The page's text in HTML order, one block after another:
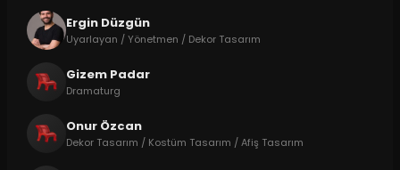
Ergin Düzgün
Uyarlayan / Yönetmen / Dekor Tasarım
Gizem Padar
Dramaturg
Onur Özcan
Dekor Tasarım / Kostüm Tasarım / Afiş Tasarım